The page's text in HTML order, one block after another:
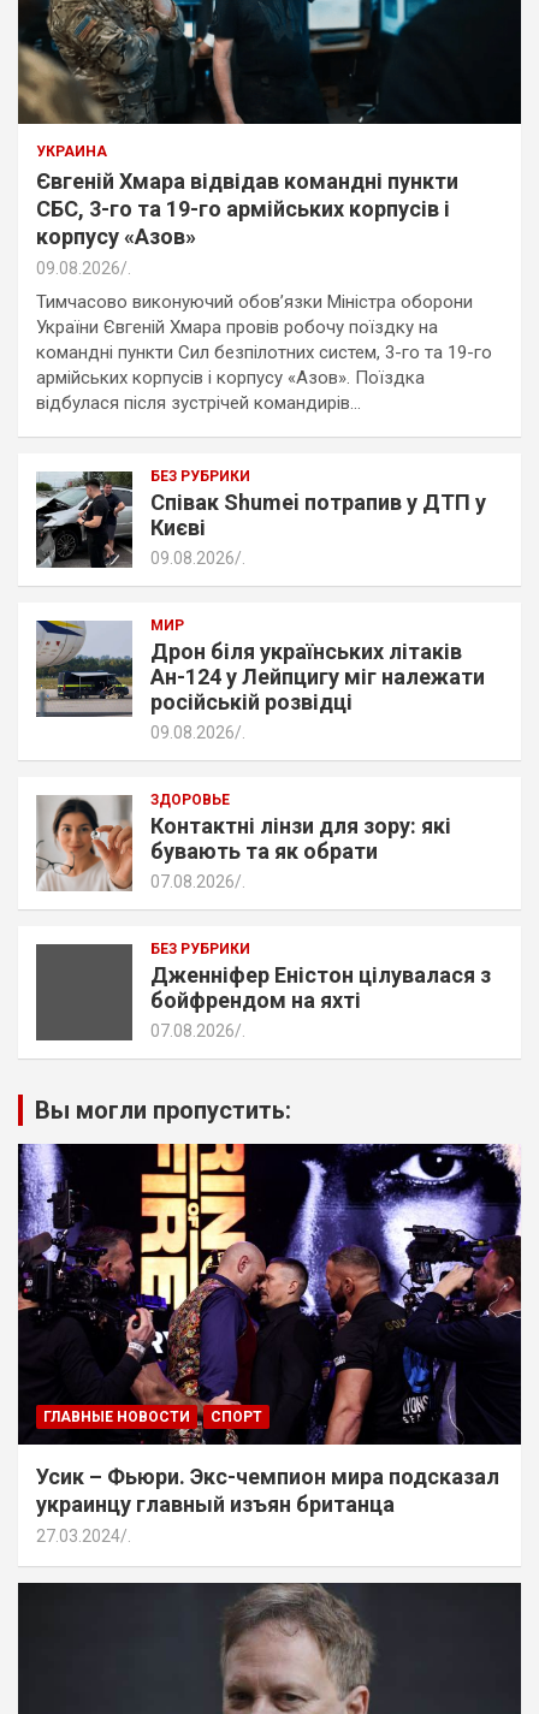
УКРАИНА
Євгеній Хмара відвідав командні пункти
СБС, 3-го та 19-го армійських корпусів і
корпусу «Азов»
09.08.2026
Тимчасово виконуючий обов’язки Міністра оборони
України Євгеній Хмара провів робочу поїздку на
командні пункти Сил безпілотних систем, 3-го та 19-го
армійських корпусів і корпусу «Азов». Поїздка
відбулася після зустрічей командирів…
БЕЗ РУБРИКИ
Співак Shumei потрапив у ДТП у
Києві
09.08.2026
МИР
Дрон біля українських літаків
Ан-124 у Лейпцигу міг належати
російській розвідці
09.08.2026
ЗДОРОВЬЕ
Контактні лінзи для зору: які
бувають та як обрати
07.08.2026
БЕЗ РУБРИКИ
Дженніфер Еністон цілувалася з
бойфрендом на яхті
07.08.2026
Вы могли пропустить:
ГЛАВНЫЕ НОВОСТИ СПОРТ
Усик – Фьюри. Экс-чемпион мира подсказал
украинцу главный изъян британца
27.03.2024 .